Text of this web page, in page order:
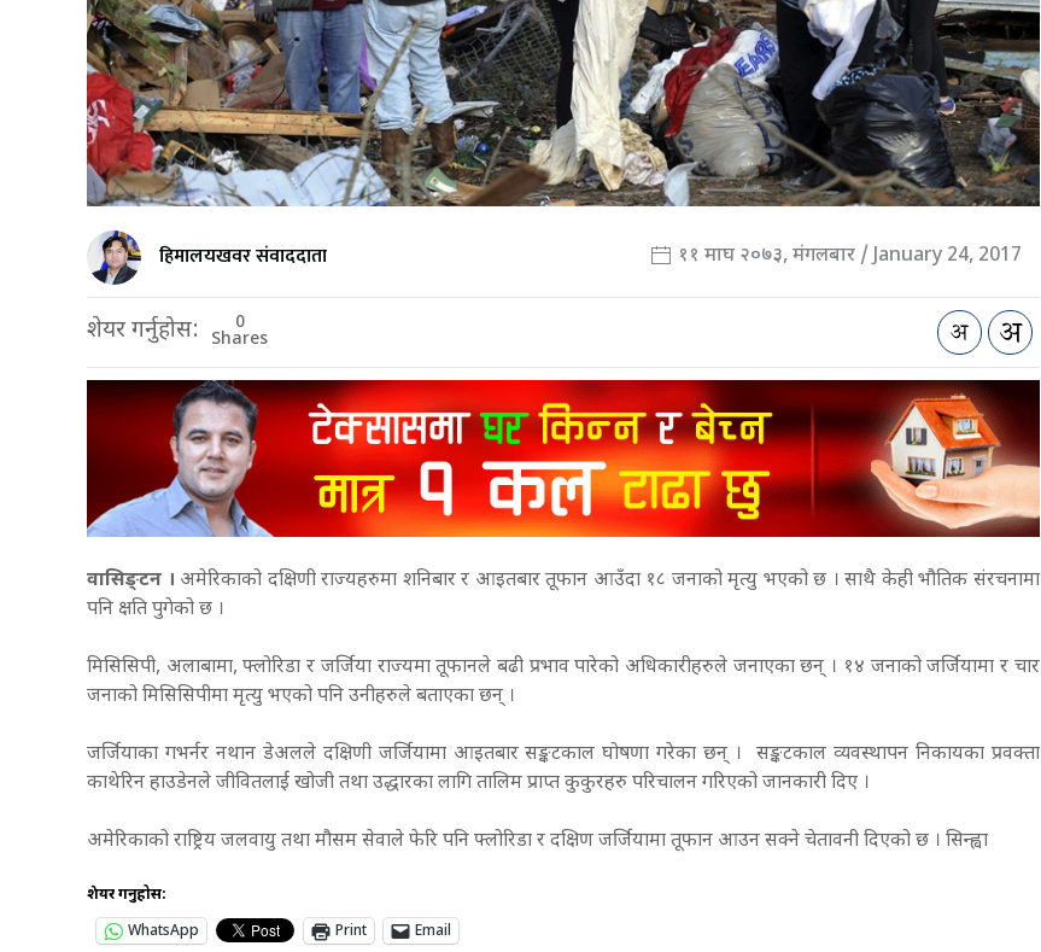
हिमालयखवर संवाददाता ११ माघ २०७३, मंगलबार / January 24, 2017
शेयर गर्नुहोस: 0
Shares
वासिङ्टन । अमेरिकाको दक्षिणी राज्यहरुमा शनिबार र आइतबार तूफान आउँदा १८ जनाको मृत्यु भएको छ । साथै केही भौतिक संरचनामा
पनि क्षति पुगेको छ ।
मिसिसिपी, अलाबामा, फ्लोरिडा र जर्जिया राज्यमा तूफानले बढी प्रभाव पारेको अधिकारीहरुले जनाएका छन् । १४ जनाको जर्जियामा र चार
जनाको मिसिसिपीमा मृत्यु भएको पनि उनीहरुले बताएका छन् ।
जर्जियाका गभर्नर नथान डेअलले दक्षिणी जर्जियामा आइतबार सङ्कटकाल घोषणा गरेका छन् । सङ्कटकाल व्यवस्थापन निकायका प्रवक्ता
काथेरिन हाउडेनले जीवितलाई खोजी तथा उद्धारका लागि तालिम प्राप्त कुकुरहरु परिचालन गरिएको जानकारी दिए ।
अमेरिकाको राष्ट्रिय जलवायु तथा मौसम सेवाले फेरि पनि फ्लोरिडा र दक्षिण जर्जियामा तूफान आउन सक्ने चेतावनी दिएको छ । सिन्ह्वा
शेयर गर्नुहोस:
WhatsApp
Print Email